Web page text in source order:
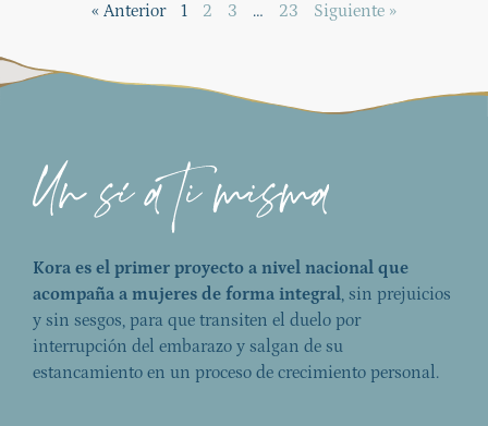
« Anterior 1 2 3 … 23 Siguiente »
Kora es el primer proyecto a nivel nacional que
acompaña a mujeres de forma integral, sin prejuicios
y sin sesgos, para que transiten el duelo por
interrupción del embarazo y salgan de su
estancamiento en un proceso de crecimiento personal.